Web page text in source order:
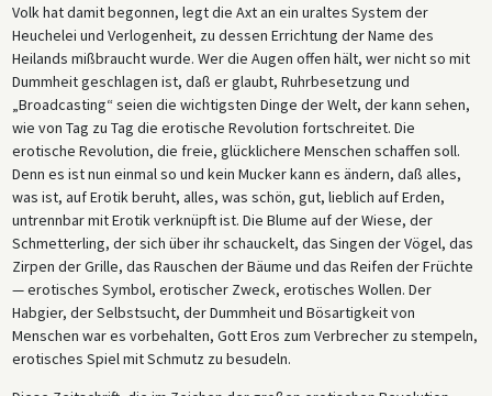
Volk hat damit begonnen, legt die Axt an ein uraltes System der
Heuchelei und Verlogenheit, zu dessen Errichtung der Name des
Heilands mißbraucht wurde. Wer die Augen offen hält, wer nicht so mit
Dummheit geschlagen ist, daß er glaubt, Ruhrbesetzung und
„Broadcasting“ seien die wichtigsten Dinge der Welt, der kann sehen,
wie von Tag zu Tag die erotische Revolution fortschreitet. Die
erotische Revolution, die freie, glücklichere Menschen schaffen soll.
Denn es ist nun einmal so und kein Mucker kann es ändern, daß alles,
was ist, auf Erotik beruht, alles, was schön, gut, lieblich auf Erden,
untrennbar mit Erotik verknüpft ist. Die Blume auf der Wiese, der
Schmetterling, der sich über ihr schauckelt, das Singen der Vögel, das
Zirpen der Grille, das Rauschen der Bäume und das Reifen der Früchte
— erotisches Symbol, erotischer Zweck, erotisches Wollen. Der
Habgier, der Selbstsucht, der Dummheit und Bösartigkeit von
Menschen war es vorbehalten, Gott Eros zum Verbrecher zu stempeln,
erotisches Spiel mit Schmutz zu besudeln.